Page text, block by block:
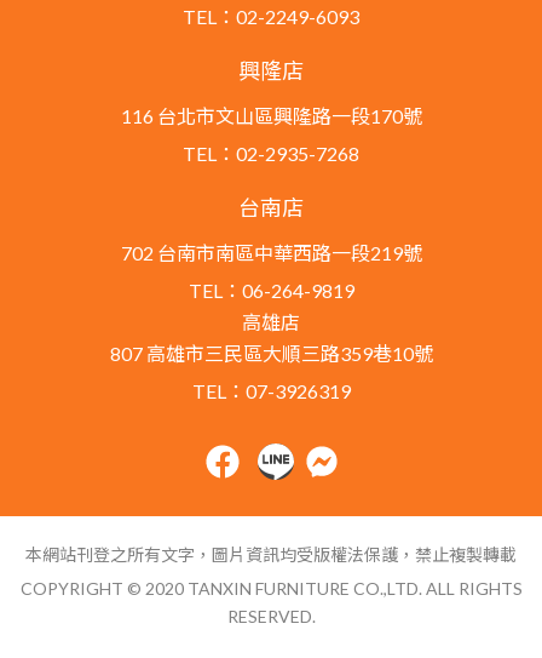
TEL：02-2249-6093
興隆店
116 台北市文山區興隆路一段170號
TEL：02-2935-7268
台南店
702 台南市南區中華西路一段219號
TEL：06-264-9819
高雄店
807 高雄市三民區大順三路359巷10號
TEL：07-3926319
本網站刊登之所有文字，圖片資訊均受版權法保護，禁止複製轉載
COPYRIGHT © 2020 TANXIN FURNITURE CO.,LTD. ALL RIGHTS
RESERVED.